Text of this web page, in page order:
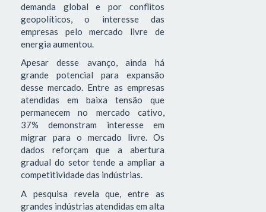
demanda global e por conflitos
geopolíticos, o interesse das
empresas pelo mercado livre de
energia aumentou.
Apesar desse avanço, ainda há
grande potencial para expansão
desse mercado. Entre as empresas
atendidas em baixa tensão que
permanecem no mercado cativo,
37% demonstram interesse em
migrar para o mercado livre. Os
dados reforçam que a abertura
gradual do setor tende a ampliar a
competitividade das indústrias.
A pesquisa revela que, entre as
grandes indústrias atendidas em alta